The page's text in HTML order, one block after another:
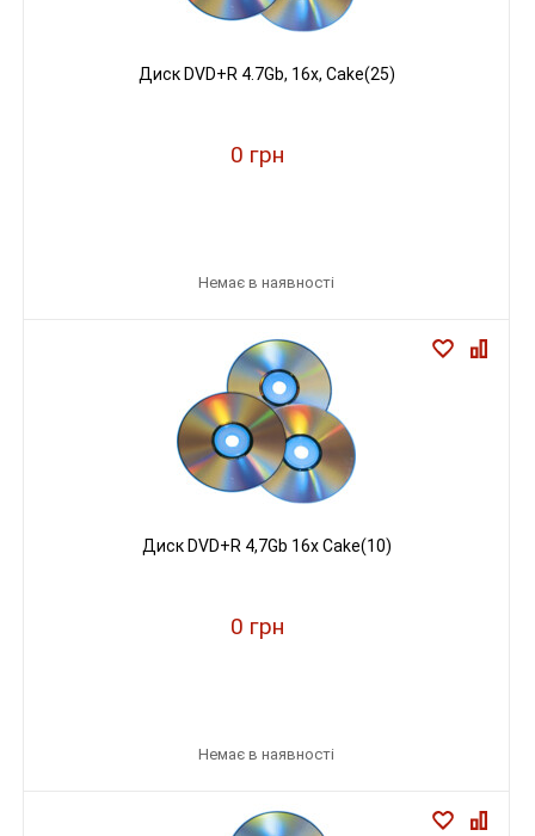
Диск DVD+R 4.7Gb, 16х, Cake(25)
0 грн
Немає в наявності
Диск DVD+R 4,7Gb 16х Cake(10)
0 грн
Немає в наявності